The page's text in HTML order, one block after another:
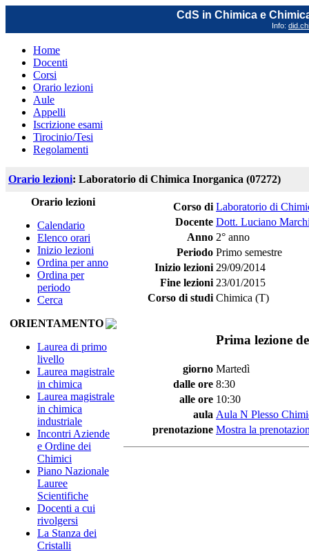
CdS in Chimica e
Info:
Home
Docenti
Corsi
Orario lezioni
Aule
Appelli
Iscrizione esami
Tirocinio/Tesi
Regolamenti
Orario lezioni: Laboratorio di Chimica Inorganica (07272)
Orario lezioni
Calendario
Elenco orari
Inizio lezioni
Ordina per anno
Ordina per
periodo
Cerca
ORIENTAMENTO
Laurea di primo
livello
Laurea magistrale
in chimica
Laurea magistrale
in chimica
industriale
Incontri Aziende
e Ordine dei
Chimici
Piano Nazionale
Lauree
Scientifiche
Docenti a cui
rivolgersi
La Stanza dei
Cristalli
Corso di Laboratorio di
Docente Dott. Luciano
Anno 2° anno
Periodo Primo semestre
Inizio lezioni 29/09/2014
Fine lezioni 23/01/2015
Corso di studi Chimica (T)
Prima lezione
giorno Martedì
dalle ore 8:30
alle ore 10:30
aula Aula N Plesso
prenotazione Mostra la